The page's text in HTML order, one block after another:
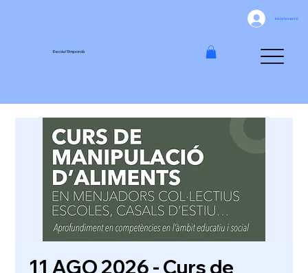
Escola l'Empordà
Inicia la sessió
11 AGO 2026 - Curs de